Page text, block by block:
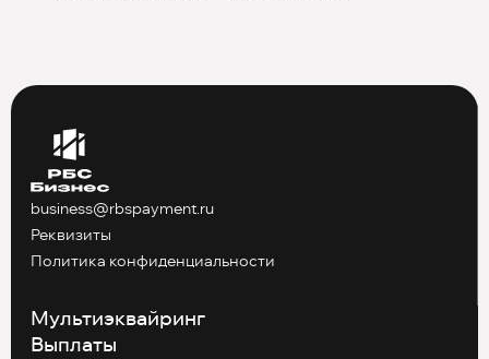
business@rbspayment.ru
Реквизиты
Политика конфиденциальности
Мультиэквайринг
Выплаты